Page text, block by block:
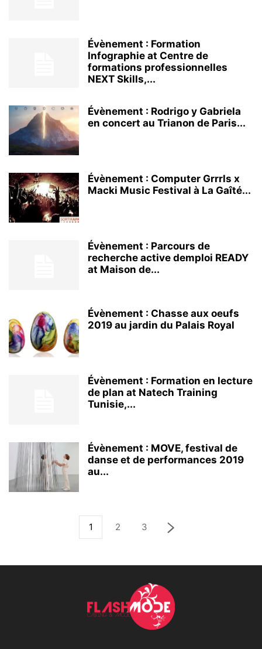
Évènement : Formation
Infographie at Centre de
formations professionnelles
NEXT Skills,...
Évènement : Rodrigo y Gabriela
en concert au Trianon de Paris...
Évènement : Computer Grrrls x
Macki Music Festival à La Gaîté...
Évènement : Parcours de
recherche active demploi READY
at Maison de...
Évènement : Chasse aux oeufs
2019 au jardin du Palais Royal
Évènement : Formation en lecture
de plan at Natech Training
Tunisie,...
Évènement : MOVE, festival de
danse et de performances 2019
au...
1 2 3